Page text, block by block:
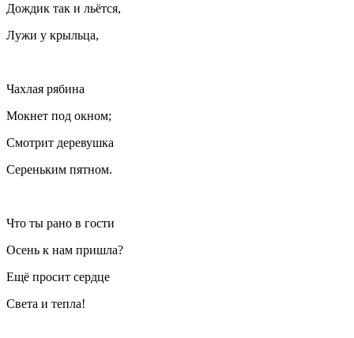
Дождик так и льётся,
Лужи у крыльца,
Чахлая рябина
Мокнет под окном;
Смотрит деревушка
Сереньким пятном.
Что ты рано в гости
Осень к нам пришла?
Ещё просит сердце
Света и тепла!